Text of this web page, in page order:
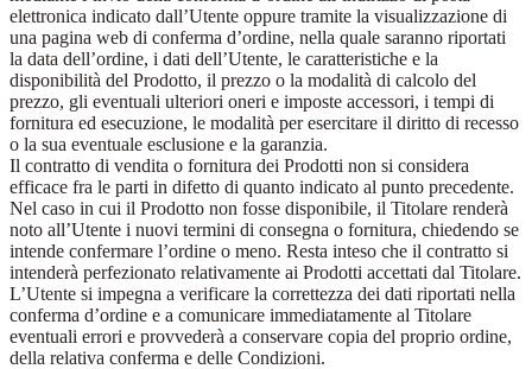
elettronica indicato dall’Utente oppure tramite la visualizzazione di
una pagina web di conferma d’ordine, nella quale saranno riportati
la data dell’ordine, i dati dell’Utente, le caratteristiche e la
disponibilità del Prodotto, il prezzo o la modalità di calcolo del
prezzo, gli eventuali ulteriori oneri e imposte accessori, i tempi di
fornitura ed esecuzione, le modalità per esercitare il diritto di recesso
o la sua eventuale esclusione e la garanzia.
Il contratto di vendita o fornitura dei Prodotti non si considera
efficace fra le parti in difetto di quanto indicato al punto precedente.
Nel caso in cui il Prodotto non fosse disponibile, il Titolare renderà
noto all’Utente i nuovi termini di consegna o fornitura, chiedendo se
intende confermare l’ordine o meno. Resta inteso che il contratto si
intenderà perfezionato relativamente ai Prodotti accettati dal Titolare.
L’Utente si impegna a verificare la correttezza dei dati riportati nella
conferma d’ordine e a comunicare immediatamente al Titolare
eventuali errori e provvederà a conservare copia del proprio ordine,
della relativa conferma e delle Condizioni.